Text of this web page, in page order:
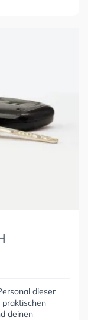
dieser
deinen